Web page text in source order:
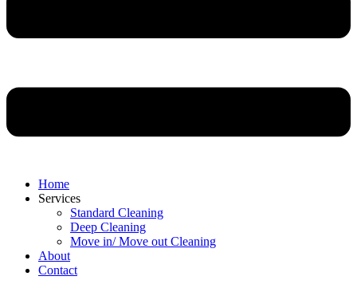
Home
Services
Standard Cleaning
Deep Cleaning
Move in/ Move out Cleaning
About
Contact